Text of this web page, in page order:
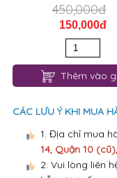
450,000đ
150,000đ
Thêm vào
CÁC LƯU Ý KHI MUA
1. Địa chỉ mua
14, Quận 10
2. Vui lòng liên